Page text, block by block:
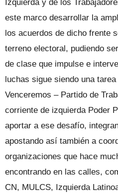
Izquierda y de los
este marco desarrollar la
los acuerdos de dicho frente
terreno electoral, pudiendo
de clase que impulse e
luchas sigue siendo una
Venceremos – Partido de
corriente de izquierda Poder
aportar a ese desafío,
apostando así también a
organizaciones que hace
encontrando en las calles,
CN, MULCS, Izquierda